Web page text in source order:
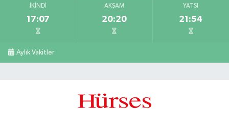
İKINDI
17:07
AKŞAM
20:20
YATSI
21:54
Aylık Vakitler